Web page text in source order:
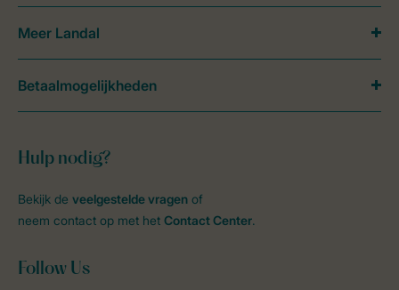
Hulp nodig?
Bekijk de veelgestelde vragen of
neem contact op met het Contact Center.
Follow Us
Meer Landal
Betaalmogelijkheden